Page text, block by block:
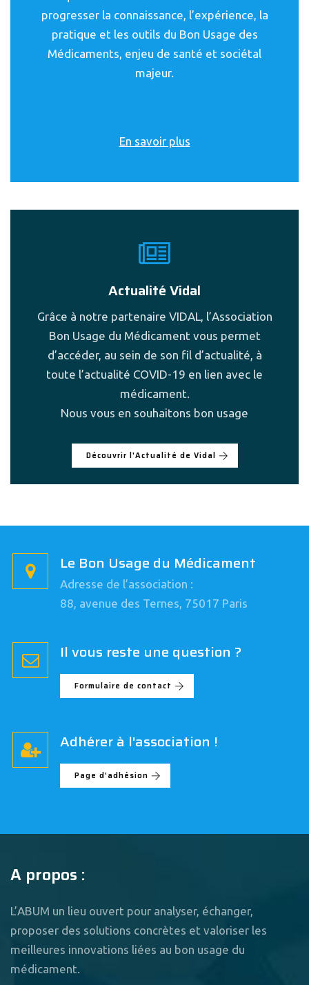
progresser la connaissance, l’expérience, la
pratique et les outils du Bon Usage des
Médicaments, enjeu de santé et sociétal
majeur.
En savoir plus
Actualité Vidal
Grâce à notre partenaire VIDAL, l’Association
Bon Usage du Médicament vous permet
d’accéder, au sein de son fil d’actualité, à
toute l’actualité COVID-19 en lien avec le
médicament.
Nous vous en souhaitons bon usage
Découvrir l'Actualité de Vidal
Le Bon Usage du Médicament
Adresse de l’association :
88, avenue des Ternes, 75017 Paris
Il vous reste une question ?
Formulaire de contact
Adhérer à l'association !
Page d'adhésion
A propos :
L’ABUM un lieu ouvert pour analyser, échanger,
proposer des solutions concrètes et valoriser les
meilleures innovations liées au bon usage du
médicament.